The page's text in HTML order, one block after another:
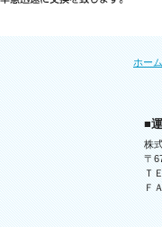
ホーム
■
株
〒
Ｔ
Ｆ